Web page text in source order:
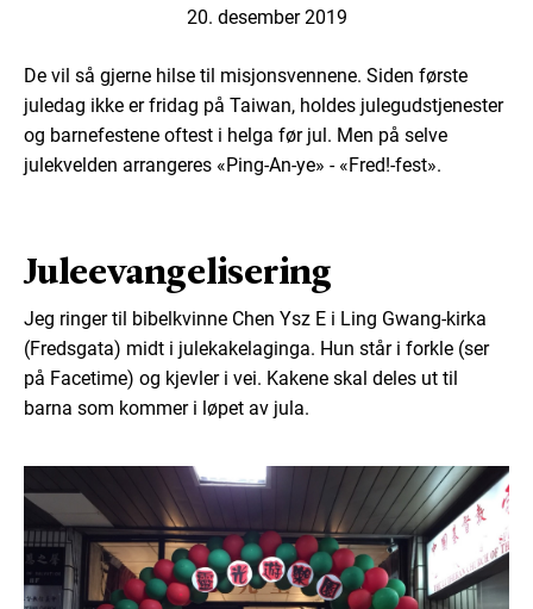
20. desember 2019
De vil så gjerne hilse til misjonsvennene. Siden første
juledag ikke er fridag på Taiwan, holdes julegudstjenester
og barnefestene oftest i helga før jul. Men på selve
julekvelden arrangeres «Ping-An-ye» - «Fred!-fest».
Juleevangelisering
Jeg ringer til bibelkvinne Chen Ysz E i Ling Gwang-kirka
(Fredsgata) midt i julekakelaginga. Hun står i forkle (ser
på Facetime) og kjevler i vei. Kakene skal deles ut til
barna som kommer i løpet av jula.